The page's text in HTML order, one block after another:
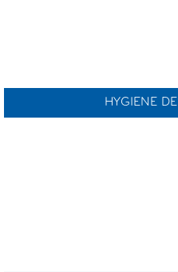
HYGIENE